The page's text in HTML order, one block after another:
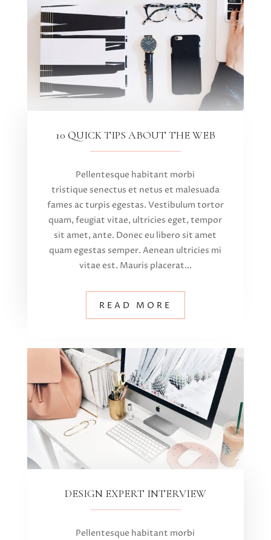
10 QUICK TIPS ABOUT THE WEB
Pellentesque habitant morbi
tristique senectus et netus et malesuada
fames ac turpis egestas. Vestibulum tortor
quam, feugiat vitae, ultricies eget, tempor
sit amet, ante. Donec eu libero sit amet
quam egestas semper. Aenean ultricies mi
vitae est. Mauris placerat...
READ MORE
DESIGN EXPERT INTERVIEW
Pellentesque habitant morbi